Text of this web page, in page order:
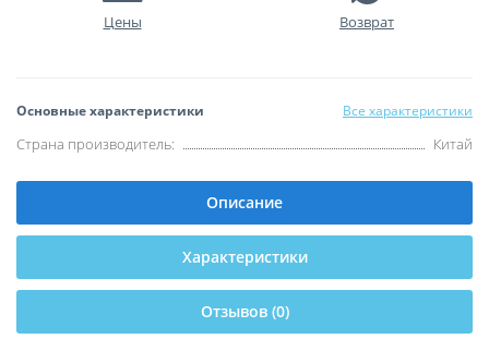
Цены Возврат
Основные характеристики Все характеристики
Страна производитель: Китай
Описание
Характеристики
Отзывов (0)